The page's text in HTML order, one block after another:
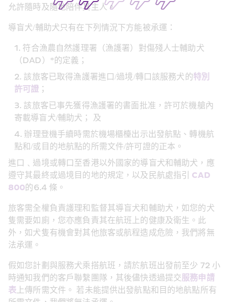
允許隨時及隨地陪伴其主人。
導盲犬/輔助犬只有在下列情況下方能被承運：
符合漁農自然護理署（漁護署）對傷殘人士輔助犬
（DAD）*的定義；
該旅客已取得漁護署進口/過境/轉口該服務犬的特別
許可證 ；
該旅客已事先獲得漁護署的書面批准，許可於機艙內
寄載導盲犬/輔助犬； 及
辦理登機手續時需於機場櫃檯出示出發航點、轉機航
點和/或目的地航點的所需文件/許可證的正本。
進口﹑過境或轉口至香港以外國家的導盲犬和輔助犬，應
遵守其最終或過境目的地的規定，以及民航處指引 CAD
800的6.4 條。
旅客需全權負責護理和監督其導盲犬和輔助犬，如您的犬
隻需要如廁，您亦應負責其在航班上的健康及衛生。此
外，如犬隻有機會對其他旅客或航程造成危險，我們將無
法承運。
假如您計劃與服務犬乘搭航班，請於航班出發前至少 72 小
時通知我們的客戶聯繫團隊，其後儘快透過提交服務申請
表 上傳所需文件。 若未能提供出發航點和目的地航點所有